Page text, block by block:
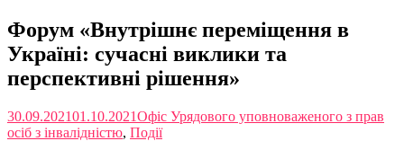
Форум «Внутрішнє переміщення в
Україні: сучасні виклики та
перспективні рішення»
30.09.202101.10.2021Офіс Урядового уповноваженого з прав
осіб з інвалідністю, Події